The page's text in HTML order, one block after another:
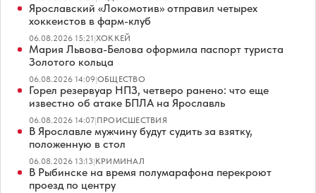
Ярославский «Локомотив» отправил четырех
хоккеистов в фарм-клуб
06.08.2026 15:21|ХОККЕЙ
Мария Львова-Белова оформила паспорт туриста
Золотого кольца
06.08.2026 14:09|ОБЩЕСТВО
Горел резервуар НПЗ, четверо ранено: что еще
известно об атаке БПЛА на Ярославль
06.08.2026 14:07|ПРОИСШЕСТВИЯ
В Ярославле мужчину будут судить за взятку,
положенную в стол
06.08.2026 13:13|КРИМИНАЛ
В Рыбинске на время полумарафона перекроют
проезд по центру